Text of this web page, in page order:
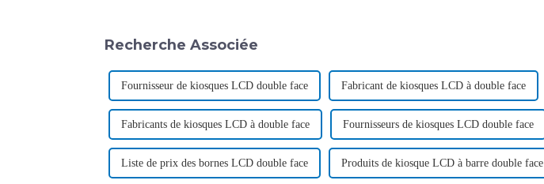
Recherche Associée
Fournisseur de kiosques LCD double face Fabricant de kiosques LCD à double face
Fabricants de kiosques LCD à double face Fournisseurs de kiosques LCD double face
Liste de prix des bornes LCD double face Produits de kiosque LCD à barre double face